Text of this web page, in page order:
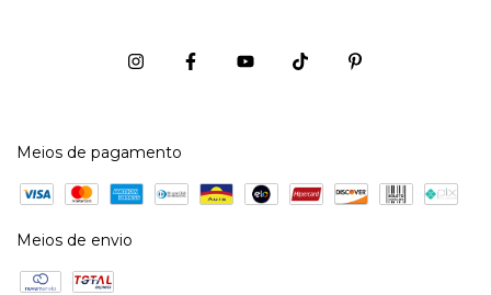
Meios de pagamento
Meios de envio